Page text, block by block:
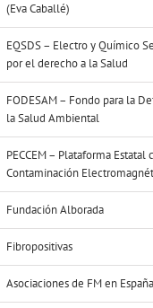
(Eva Caballé)
EQSDS – Electro y Químico
por el derecho a la Salud
FODESAM – Fondo para la
la Salud Ambiental
PECCEM – Plataforma Estatal
Contaminación
Fundación Alborada
Fibropositivas
Asociaciones de FM en España